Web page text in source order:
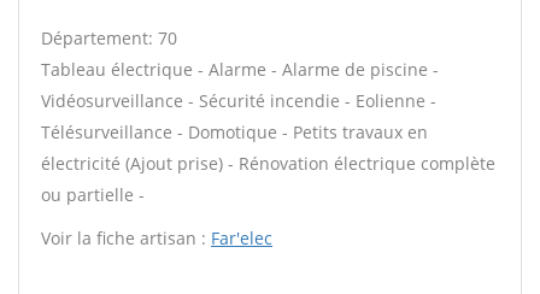
Département: 70
Tableau électrique - Alarme - Alarme de piscine -
Vidéosurveillance - Sécurité incendie - Eolienne -
Télésurveillance - Domotique - Petits travaux en
électricité (Ajout prise) - Rénovation électrique complète
ou partielle -
Voir la fiche artisan : Far'elec